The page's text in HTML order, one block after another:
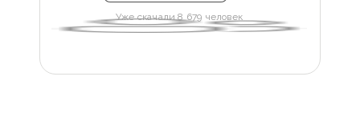
Уже скачали 8 679 человек